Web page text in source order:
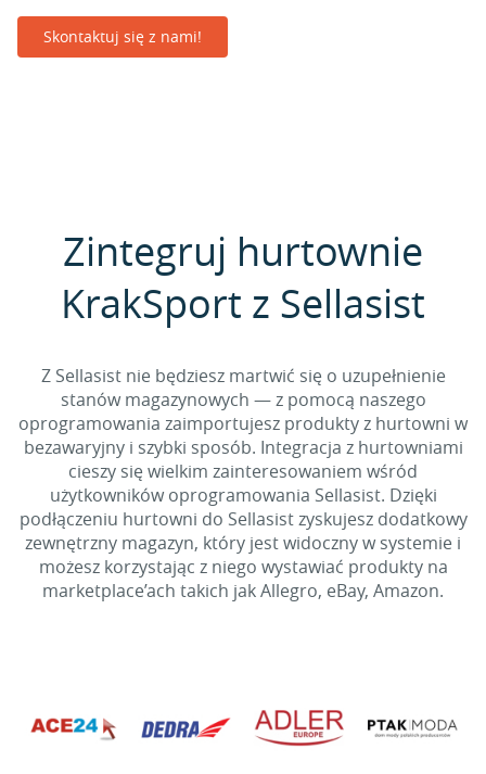
Skontaktuj się z nami!
Zintegruj hurtownie
KrakSport z Sellasist
Z Sellasist nie będziesz martwić się o uzupełnienie
stanów magazynowych — z pomocą naszego
oprogramowania zaimportujesz produkty z hurtowni w
bezawaryjny i szybki sposób. Integracja z hurtowniami
cieszy się wielkim zainteresowaniem wśród
użytkowników oprogramowania Sellasist. Dzięki
podłączeniu hurtowni do Sellasist zyskujesz dodatkowy
zewnętrzny magazyn, który jest widoczny w systemie i
możesz korzystając z niego wystawiać produkty na
marketplace’ach takich jak Allegro, eBay, Amazon.